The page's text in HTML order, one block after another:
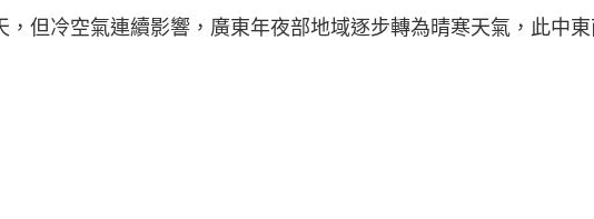
，但冷空氣連續影響，廣東年夜部地域逐步轉為晴寒天氣，此